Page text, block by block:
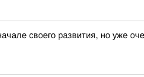
своего развития, но уже